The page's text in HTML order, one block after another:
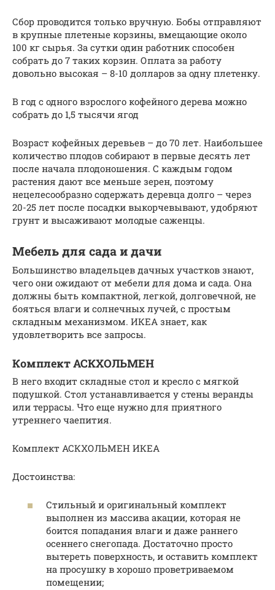
Сбор проводится только вручную. Бобы отправляют
в крупные плетеные корзины, вмещающие около
100 кг сырья. За сутки один работник способен
собрать до 7 таких корзин. Оплата за работу
довольно высокая – 8-10 долларов за одну плетенку.
В год с одного взрослого кофейного дерева можно
собрать до 1,5 тысячи ягод
Возраст кофейных деревьев – до 70 лет. Наибольшее
количество плодов собирают в первые десять лет
после начала плодоношения. С каждым годом
растения дают все меньше зерен, поэтому
нецелесообразно содержать деревца долго – через
20-25 лет после посадки выкорчевывают, удобряют
грунт и высаживают молодые саженцы.
Мебель для сада и дачи
Большинство владельцев дачных участков знают,
чего они ожидают от мебели для дома и сада. Она
должны быть компактной, легкой, долговечной, не
бояться влаги и солнечных лучей, с простым
складным механизмом. ИКЕА знает, как
удовлетворить все запросы.
Комплект АСКХОЛЬМЕН
В него входит складные стол и кресло с мягкой
подушкой. Стол устанавливается у стены веранды
или террасы. Что еще нужно для приятного
утреннего чаепития.
Комплект АСКХОЛЬМЕН ИКЕА
Достоинства:
Стильный и оригинальный комплект
выполнен из массива акации, которая не
боится попадания влаги и даже раннего
осеннего снегопада. Достаточно просто
вытереть поверхность, и оставить комплект
на просушку в хорошо проветриваемом
помещении;